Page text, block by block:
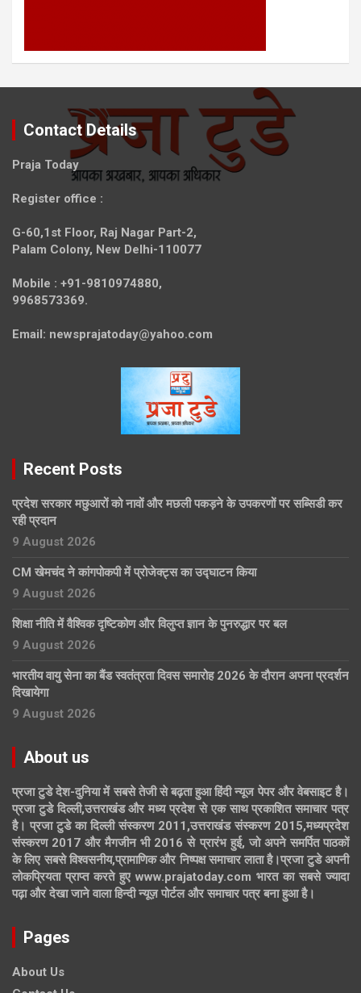
Contact Details
Praja Today
Register office :
G-60,1st Floor, Raj Nagar Part-2,
Palam Colony, New Delhi-110077
Mobile : +91-9810974880,
9968573369.
Email: newsprajatoday@yahoo.com
Recent Posts
प्रदेश सरकार मछुआरों को नावों और मछली पकड़ने के उपकरणों पर सब्सिडी कर
रही प्रदान
9 August 2026
CM खेमचंद ने कांगपोकपी में प्रोजेक्ट्स का उद्घाटन किया
9 August 2026
शिक्षा नीति में वैश्विक दृष्टिकोण और विलुप्त ज्ञान के पुनरुद्धार पर बल
9 August 2026
भारतीय वायु सेना का बैंड स्वतंत्रता दिवस समारोह 2026 के दौरान अपना प्रदर्शन
दिखायेगा
9 August 2026
About us
प्रजा टुडे देश-दुनिया में सबसे तेजी से बढ़ता हुआ हिंदी न्यूज पेपर और वेबसाइट है।
प्रजा टुडे दिल्ली,उत्तराखंड और मध्य प्रदेश से एक साथ प्रकाशित समाचार पत्र
है। प्रजा टुडे का दिल्ली संस्करण 2011,उत्तराखंड संस्करण 2015,मध्यप्रदेश
संस्करण 2017 और मैगजीन भी 2016 से प्रारंभ हुई, जो अपने समर्पित पाठकों
के लिए सबसे विश्वसनीय,प्रामाणिक और निष्पक्ष समाचार लाता है।प्रजा टुडे अपनी
लोकप्रियता प्राप्त करते हुए www.prajatoday.com भारत का सबसे ज्यादा
पढ़ा और देखा जाने वाला हिन्दी न्यूज़ पोर्टल और समाचार पत्र बना हुआ है।
Pages
About Us